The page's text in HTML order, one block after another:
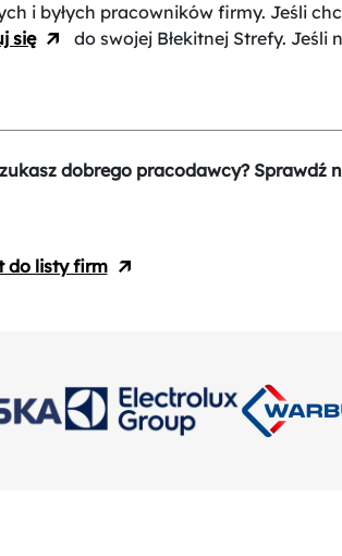
i byłych pracowników firmy. Jeśli
się
do swojej Błekitnej Strefy. Jeśli
dobrego pracodawcy? Sprawdź
do listy firm